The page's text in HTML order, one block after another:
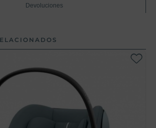
Devoluciones